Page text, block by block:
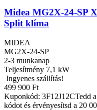
Midea MG2X-24-SP
Split klíma
MIDEA
MG2X-24-SP
2-3 munkanap
Teljesítmény 7,1 kW
Ingyenes szállítás!
499 900 Ft
Kuponkód: 3F12J12CTedd
kódot és érvényesítsd a 20